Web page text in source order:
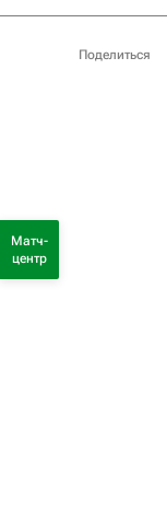
Поделиться
Матч-
центр